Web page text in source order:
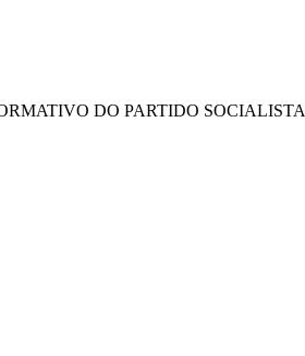
DO PARTIDO SOCIALISTA